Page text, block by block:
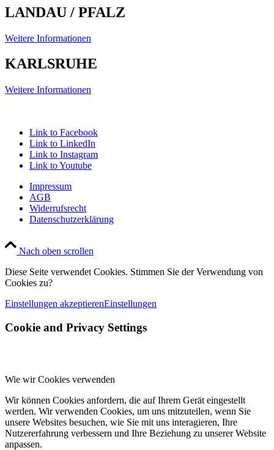
LANDAU / PFALZ
Weitere Informationen
KARLSRUHE
Weitere Informationen
Link to Facebook
Link to LinkedIn
Link to Instagram
Link to Youtube
Impressum
AGB
Widerrufsrecht
Datenschutzerklärung
Nach oben scrollen
Diese Seite verwendet Cookies. Stimmen Sie der Verwendung von
Cookies zu?
Einstellungen akzeptierenEinstellungen
Cookie and Privacy Settings
Wie wir Cookies verwenden
Wir können Cookies anfordern, die auf Ihrem Gerät eingestellt
werden. Wir verwenden Cookies, um uns mitzuteilen, wenn Sie
unsere Websites besuchen, wie Sie mit uns interagieren, Ihre
Nutzererfahrung verbessern und Ihre Beziehung zu unserer Website
anpassen.